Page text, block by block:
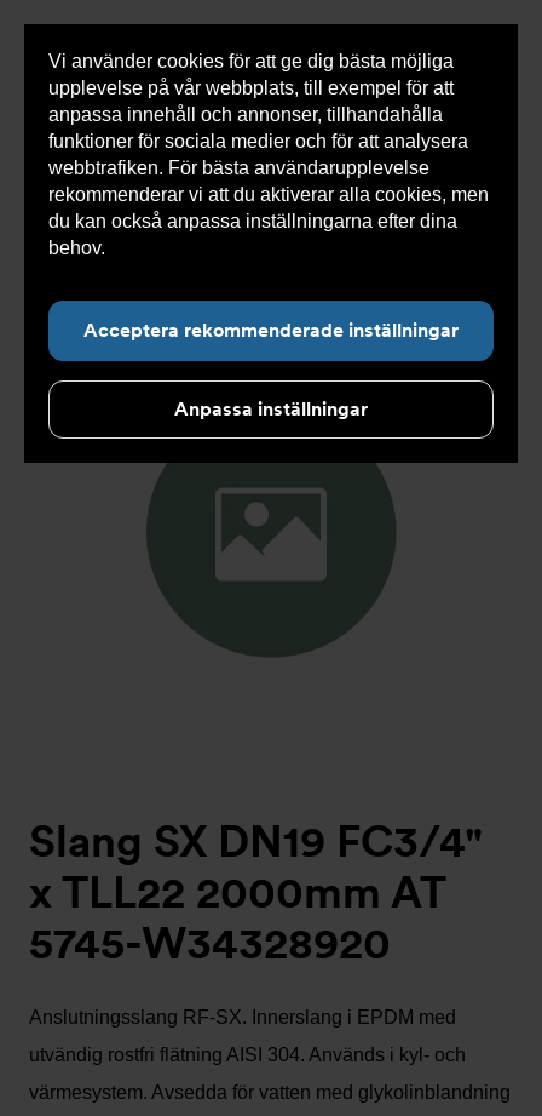
Vi använder cookies för att ge dig bästa möjliga
upplevelse på vår webbplats, till exempel för att
anpassa innehåll och annonser, tillhandahålla
funktioner för sociala medier och för att analysera
webbtrafiken. För bästa användarupplevelse
rekommenderar vi att du aktiverar alla cookies, men
du kan också anpassa inställningarna efter dina
behov.
Acceptera rekommenderade inställningar
Anpassa inställningar
0 varorSnabborder
Du
här:
Armatec > Produkter > Kyla > Slang >
Slang
> Slang SX AT 5745- >
Slang SX DN19 FC3/4" x
TLL22 2000mm AT 5745-W34328920
Slang SX DN19 FC3/4"
x TLL22 2000mm AT
5745-W34328920
Anslutningsslang RF-SX. Innerslang i EPDM med
utvändig rostfri flätning AISI 304. Används i kyl- och
värmesystem. Avsedda för vatten med glykolinblandning